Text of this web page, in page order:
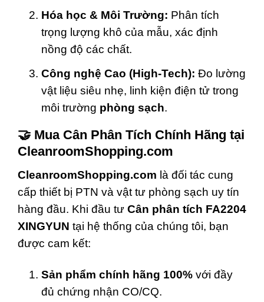
Hóa học & Môi Trường: Phân tích
trọng lượng khô của mẫu, xác định
nồng độ các chất.
Công nghệ Cao (High-Tech): Đo lường
vật liệu siêu nhẹ, linh kiện điện tử trong
môi trường phòng sạch.
🤝 Mua Cân Phân Tích Chính Hãng tại
CleanroomShopping.com
CleanroomShopping.com là đối tác cung
cấp thiết bị PTN và vật tư phòng sạch uy tín
hàng đầu. Khi đầu tư Cân phân tích FA2204
XINGYUN tại hệ thống của chúng tôi, bạn
được cam kết:
Sản phẩm chính hãng 100% với đầy
đủ chứng nhận CO/CQ.